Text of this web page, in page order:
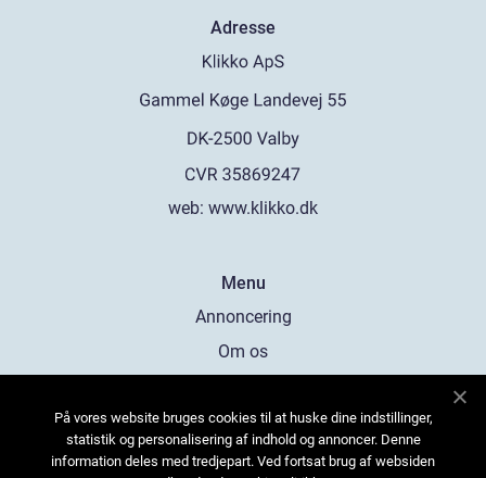
Adresse
web: www.klikko.dk
Menu
Annoncering
Om os
Kontakt os
Sitemap
På vores website bruges cookies til at huske dine indstillinger,
statistik og personalisering af indhold og annoncer. Denne
information deles med tredjepart. Ved fortsat brug af websiden